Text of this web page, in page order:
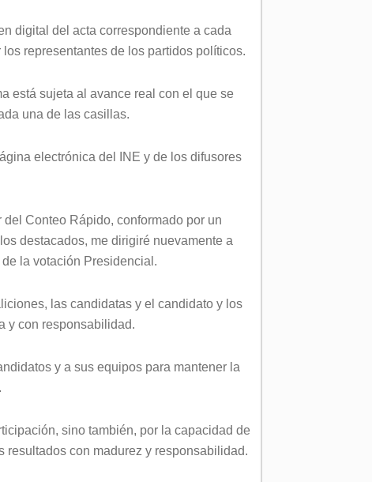
digital del acta correspondiente a cada
representantes de los partidos políticos.
está sujeta al avance real con el que se
una de las casillas.
electrónica del INE y de los difusores
Conteo Rápido, conformado por un
destacados, me dirigiré nuevamente a
la votación Presidencial.
las candidatas y el candidato y los
y con responsabilidad.
y a sus equipos para mantener la
sino también, por la capacidad de
resultados con madurez y responsabilidad.